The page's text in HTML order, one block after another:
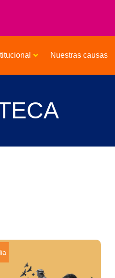
Nuestras causas